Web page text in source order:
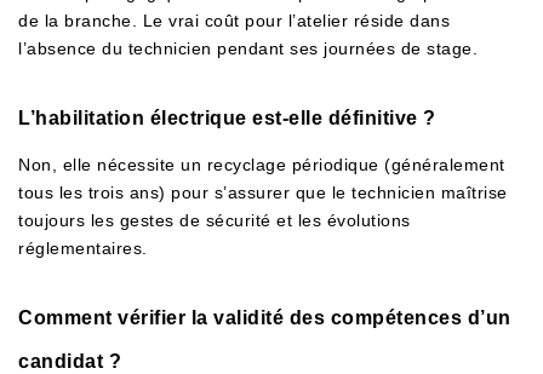
de la branche. Le vrai coût pour l’atelier réside dans
l’absence du technicien pendant ses journées de stage.
L’habilitation électrique est-elle définitive ?
Non, elle nécessite un recyclage périodique (généralement
tous les trois ans) pour s’assurer que le technicien maîtrise
toujours les gestes de sécurité et les évolutions
réglementaires.
Comment vérifier la validité des compétences d’un
candidat ?